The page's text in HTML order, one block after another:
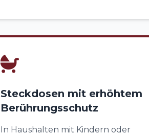
Steckdosen mit erhöhtem
Berührungsschutz
In Haushalten mit Kindern oder